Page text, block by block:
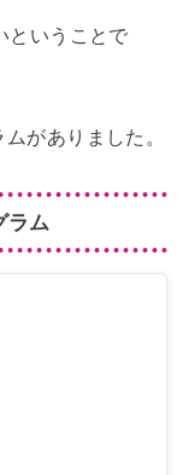
ということで
がありました。
ラム